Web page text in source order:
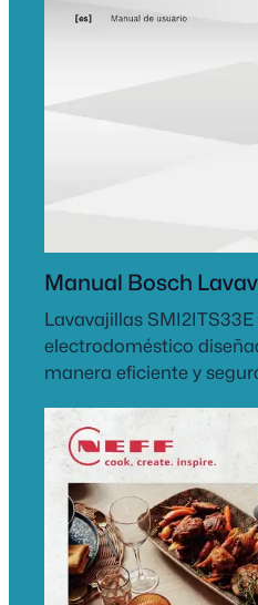
Manual Bosch
Lavavajillas SMI2ITS33E
electrodoméstico
manera eficiente y